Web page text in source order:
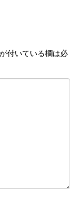
が付いている欄は必